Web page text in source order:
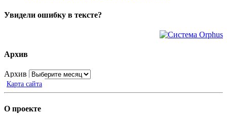
Увидели ошибку в тексте?
Архив
Архив
Карта сайта
О проекте